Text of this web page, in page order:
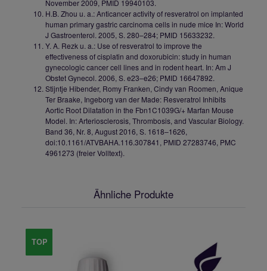
November 2009, PMID 19940103.
H.B. Zhou u. a.: Anticancer activity of resveratrol on implanted
human primary gastric carcinoma cells in nude mice In: World
J Gastroenterol. 2005, S. 280–284; PMID 15633232.
Y. A. Rezk u. a.: Use of resveratrol to improve the
effectiveness of cisplatin and doxorubicin: study in human
gynecologic cancer cell lines and in rodent heart. In: Am J
Obstet Gynecol. 2006, S. e23–e26; PMID 16647892.
Stijntje Hibender, Romy Franken, Cindy van Roomen, Anique
Ter Braake, Ingeborg van der Made: Resveratrol Inhibits
Aortic Root Dilatation in the Fbn1C1039G/+ Marfan Mouse
Model. In: Arteriosclerosis, Thrombosis, and Vascular Biology.
Band 36, Nr. 8, August 2016, S. 1618–1626,
doi:10.1161/ATVBAHA.116.307841, PMID 27283746, PMC
4961273 (freier Volltext).
Ähnliche Produkte
TOP